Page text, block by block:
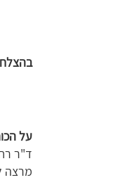
על
ד"ר
מרצה